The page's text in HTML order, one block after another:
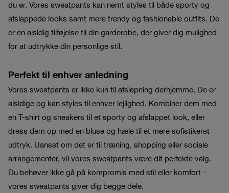
du er. Vores sweatpants kan nemt styles til både sporty og
afslappede looks samt mere trendy og fashionable outfits. De
er en alsidig tilføjelse til din garderobe, der giver dig mulighed
for at udtrykke din personlige stil.
Perfekt til enhver anledning
Vores sweatpants er ikke kun til afslapning derhjemme. De er
alsidige og kan styles til enhver lejlighed. Kombiner dem med
en T-shirt og sneakers til et sporty og afslappet look, eller
dress dem op med en bluse og hæle til et mere sofistikeret
udtryk. Uanset om det er til træning, shopping eller sociale
arrangementer, vil vores sweatpants være dit perfekte valg.
Du behøver ikke gå på kompromis med stil eller komfort -
vores sweatpants giver dig begge dele.